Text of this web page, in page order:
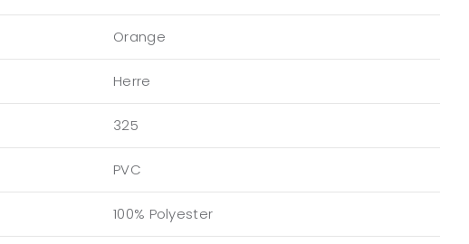
Orange
Herre
325
PVC
100% Polyester